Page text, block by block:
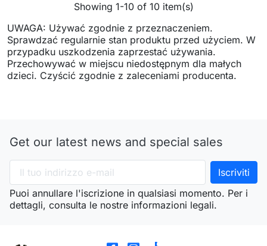
Showing 1-10 of 10 item(s)
UWAGA: Używać zgodnie z przeznaczeniem.
Sprawdzać regularnie stan produktu przed użyciem. W
przypadku uszkodzenia zaprzestać używania.
Przechowywać w miejscu niedostępnym dla małych
dzieci. Czyścić zgodnie z zaleceniami producenta.
Get our latest news and special sales
Puoi annullare l'iscrizione in qualsiasi momento. Per i
dettagli, consulta le nostre informazioni legali.